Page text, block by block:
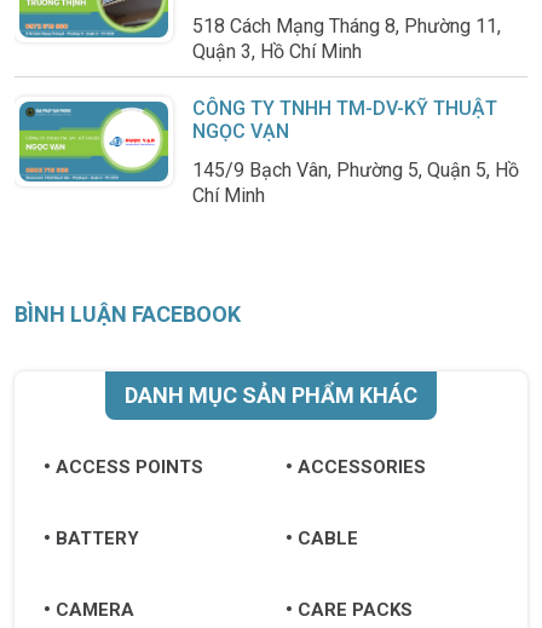
518 Cách Mạng Tháng 8, Phường 11,
Quận 3, Hồ Chí Minh
CÔNG TY TNHH TM-DV-KỸ THUẬT
NGỌC VẠN
145/9 Bạch Vân, Phường 5, Quận 5, Hồ
Chí Minh
BÌNH LUẬN FACEBOOK
DANH MỤC SẢN PHẨM KHÁC
ACCESS POINTS ACCESSORIES
BATTERY CABLE
CAMERA CARE PACKS